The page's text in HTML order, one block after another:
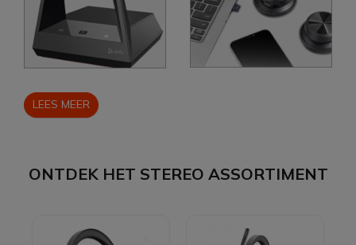
LEES MEER
ONTDEK HET STEREO ASSORTIMENT